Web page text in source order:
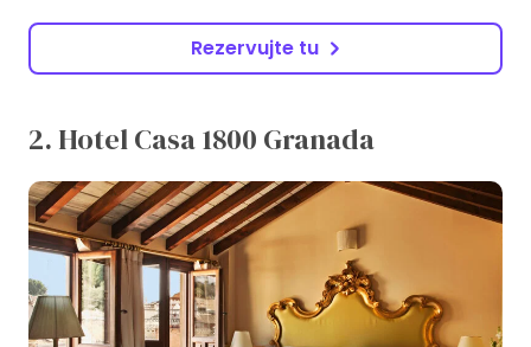
Rezervujte tu
2. Hotel Casa 1800 Granada